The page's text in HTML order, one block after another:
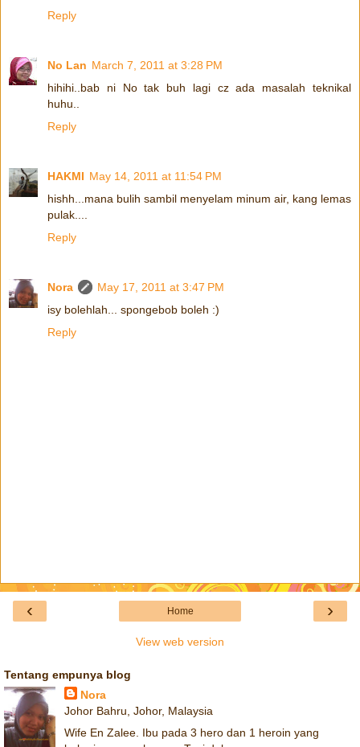
Reply
No Lan March 7, 2011 at 3:28 PM
hihihi..bab ni No tak buh lagi cz ada masalah teknikal
huhu..
Reply
HAKMI May 14, 2011 at 11:54 PM
hishh...mana bulih sambil menyelam minum air, kang lemas
pulak....
Reply
Nora
May 17, 2011 at 3:47 PM
isy bolehlah... spongebob boleh :)
Reply
‹ ›
Home
View web version
Tentang empunya blog
Nora
Johor Bahru, Johor, Malaysia
Wife En Zalee. Ibu pada 3 hero dan 1 heroin yang